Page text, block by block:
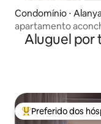
Condomínio ⋅
apartamento
Aluguel por
Entre os melhores
Preferido dos